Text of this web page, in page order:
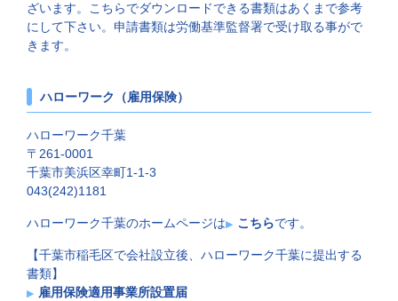
ざいます。こちらでダウンロードできる書類はあくまで参考
にして下さい。申請書類は労働基準監督署で受け取る事がで
きます。
ハローワーク（雇用保険）
ハローワーク千葉
〒261-0001
千葉市美浜区幸町1-1-3
043(242)1181
ハローワーク千葉のホームページは こちらです。
【千葉市稲毛区で会社設立後、ハローワーク千葉に提出する
書類】
雇用保険適用事業所設置届